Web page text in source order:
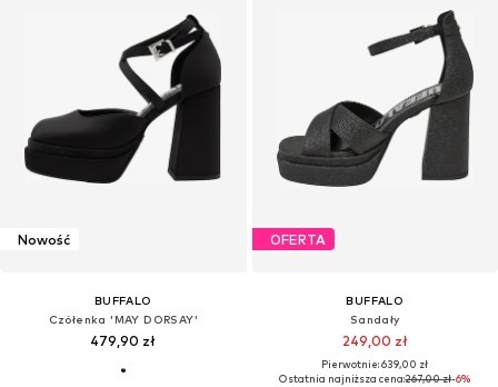
Nowość
BUFFALO
Czółenka 'MAY DORSAY'
479,90 zł
OFERTA
BUFFALO
Sandały
249,00 zł
Pierwotnie: 639,00 zł
Ostatnia najniższa cena:267,00 zł-6%